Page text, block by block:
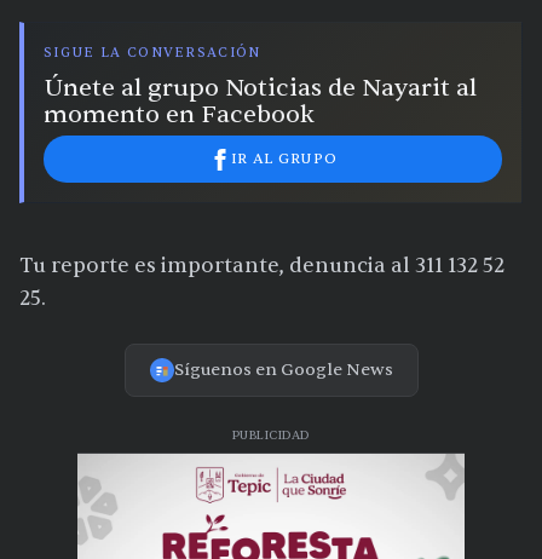
SIGUE LA CONVERSACIÓN
Únete al grupo Noticias de Nayarit al
momento en Facebook
IR AL GRUPO
Tu reporte es importante, denuncia al 311 132 52
25.
Síguenos en Google News
PUBLICIDAD